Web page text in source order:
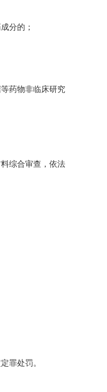
分的；
药物非临床研究
综合审查，依法
罪处罚。